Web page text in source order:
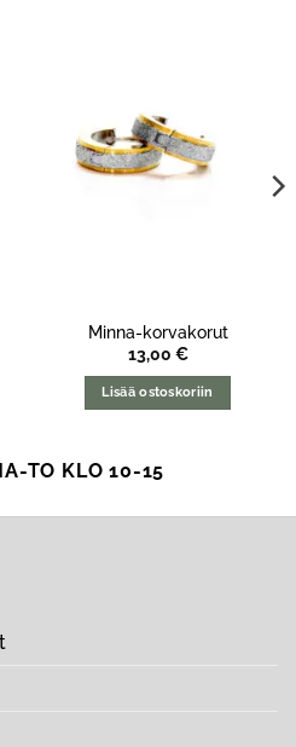
Minna-korvakorut
13,00 €
Lisää ostoskoriin
TO KLO 10-15